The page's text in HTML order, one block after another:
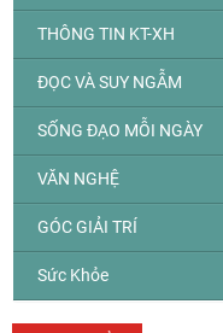
THÔNG TIN KT-XH
ĐỌC VÀ SUY NGẪM
SỐNG ĐẠO MỖI NGÀY
VĂN NGHỆ
GÓC GIẢI TRÍ
Sức Khỏe